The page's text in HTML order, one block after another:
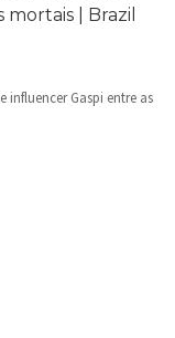
| Brazil
influencer Gaspi entre as